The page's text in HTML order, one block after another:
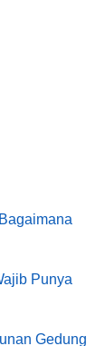
Punya
Gedung